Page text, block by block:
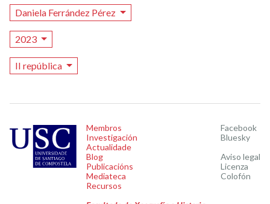
Daniela Ferrández Pérez
2023
II república
Membros
Investigación
Actualidade
Blog
Publicacións
Mediateca
Recursos
Facebook
Bluesky
Aviso legal
Licenza
Colofón